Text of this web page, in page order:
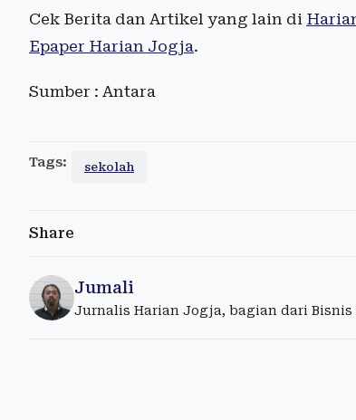
Cek Berita dan Artikel yang lain di
Epaper Harian Jogja.
Sumber : Antara
Tags: sekolah
Share
Jumali
Jurnalis Harian Jogja, bagian dari